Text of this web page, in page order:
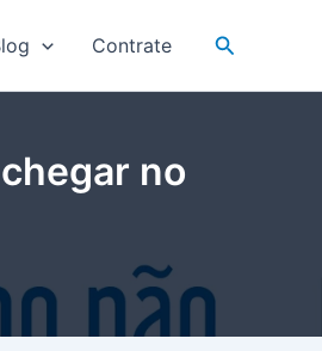
Contrate Pesquisar
no